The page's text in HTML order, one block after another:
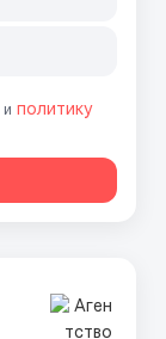
и политику